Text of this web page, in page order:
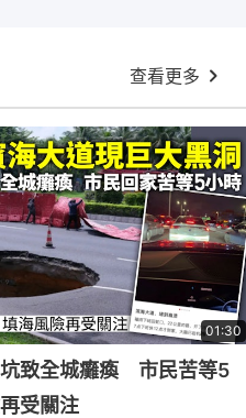
查看更多
01:30
致全城癱瘓 市民苦等5
受關注